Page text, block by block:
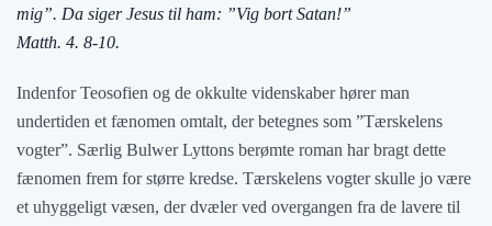
mig”. Da siger Jesus til ham: ”Vig bort Satan!”
Matth. 4. 8-10.
Indenfor Teosofien og de okkulte videnskaber hører man
undertiden et fænomen omtalt, der betegnes som ”Tærskelens
vogter”. Særlig Bulwer Lyttons berømte roman har bragt dette
fænomen frem for større kredse. Tærskelens vogter skulle jo være
et uhyggeligt væsen, der dvæler ved overgangen fra de lavere til